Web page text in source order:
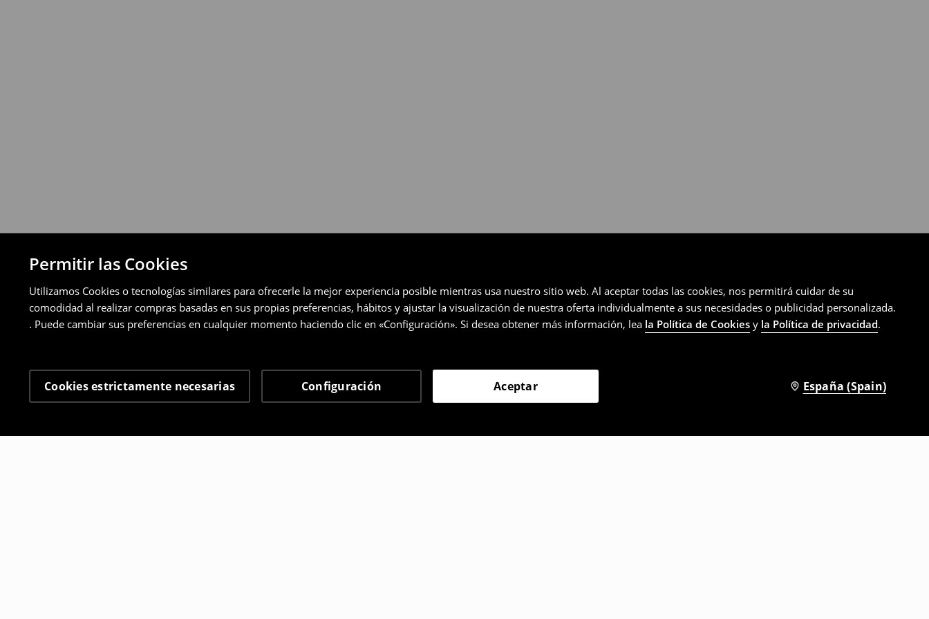
Permitir las Cookies
Utilizamos Cookies o tecnologías similares para ofrecerle la mejor experiencia posible mientras usa nuestro sitio web. Al aceptar todas las cookies, nos permitirá cuidar de su
comodidad al realizar compras basadas en sus propias preferencias, hábitos y ajustar la visualización de nuestra oferta individualmente a sus necesidades o publicidad personalizada.
. Puede cambiar sus preferencias en cualquier momento haciendo clic en «Configuración». Si desea obtener más información, lea la Política de Cookies y la Política de privacidad.
Cookies estrictamente necesarias Configuración Aceptar España (Spain)